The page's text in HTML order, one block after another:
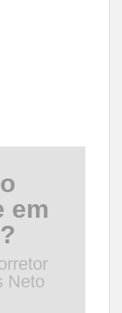
em
Neto